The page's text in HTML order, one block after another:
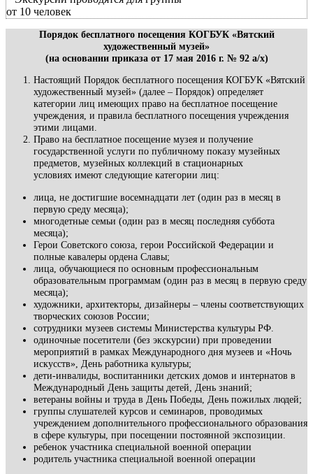
от 10 человек
Порядок бесплатного посещения КОГБУК «Вятский
художественный музей»
(на основании приказа от 17 мая 2016 г. № 92 а/х)
Настоящий Порядок бесплатного посещения КОГБУК «Вятский
художественный музей» (далее – Порядок) определяет
категории лиц имеющих право на бесплатное посещение
учреждения, и правила бесплатного посещения учреждения
этими лицами.
Право на бесплатное посещение музея и получение
государственной услуги по публичному показу музейных
предметов, музейных коллекций в стационарных
условиях имеют следующие категории лиц:
лица, не достигшие восемнадцати лет (один раз в месяц в
первую среду месяца);
многодетные семьи (один раз в месяц последняя суббота
месяца);
Герои Советского союза, герои Российской Федерации и
полные кавалеры ордена Славы;
лица, обучающиеся по основным профессиональным
образовательным программам (один раз в месяц в первую среду
месяца);
художники, архитекторы, дизайнеры – члены соответствующих
творческих союзов России;
сотрудники музеев системы Министерства культуры РФ.
одиночные посетители (без экскурсии) при проведении
мероприятий в рамках Международного дня музеев и «Ночь
искусств», День работника культуры;
дети-инвалиды, воспитанники детских домов и интернатов в
Международный День защиты детей, День знаний;
ветераны войны и труда в День Победы, День пожилых людей;
группы слушателей курсов и семинаров, проводимых
учреждением дополнительного профессионального образования
в сфере культуры, при посещении постоянной экспозиции.
ребенок участника специальной военной операции
родитель участника специальной военной операции